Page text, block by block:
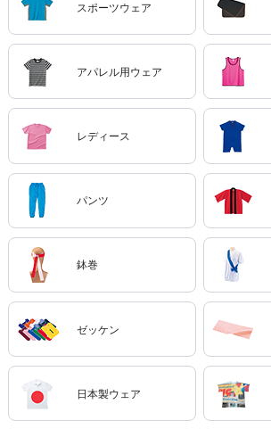
スポーツウェア
アパレル用ウェア
レディース
パンツ
鉢巻
ゼッケン
日本製ウェア